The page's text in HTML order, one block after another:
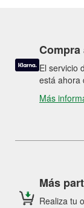
Compra
El servicio
está ahora
Más
Más
Realiza tu